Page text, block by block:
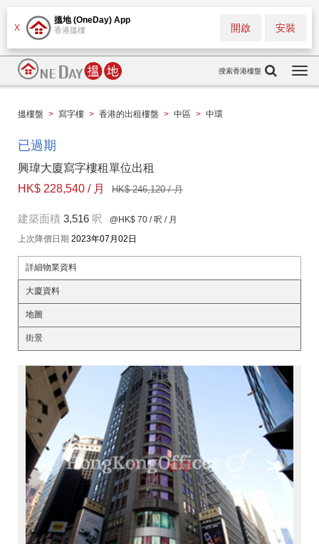
X
搵地 (OneDay) App
香港搵樓 安裝
開啟
搜索香港樓盤
搵樓盤 > 寫字樓 > 香港的出租樓盤 > 中區 > 中環
已過期
興瑋大廈寫字樓租單位出租
HK$ 228,540 / 月
HK$ 246,120 / 月
建築面積 3,516 呎 @HK$ 70 / 呎 / 月
上次降價日期 2023年07月02日
詳細物業資料
大廈資料
地圖
街景
< >